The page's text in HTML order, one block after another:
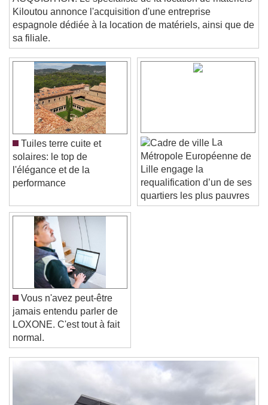
Beginning of dialog window. Escape will cancel
and close the window.
Text
Color
Text Background
Color
Caption Area Background
Color
Font Size
Text Edge Style
Font Family
Reset
Done
Close Modal Dialog
End of dialog window.
ACQUISITION. Le spécialiste de la location de matériels
Kiloutou annonce l'acquisition d'une entreprise
espagnole dédiée à la location de matériels, ainsi que de
sa filiale.
Tuiles terre cuite et
solaires: le top de
l'élégance et de la
La
Métropole Européenne de
Lille engage la
requalification d’un de ses
quartiers les plus pauvres
Vous n'avez peut-être
jamais entendu parler de
LOXONE. C'est tout à fait
normal.